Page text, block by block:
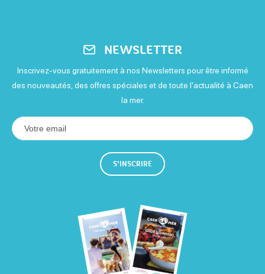
NEWSLETTER
Inscrivez-vous gratuitement à nos Newsletters pour être informé
des nouveautés, des offres spéciales et de toute l'actualité à Caen
la mer.
S'INSCRIRE